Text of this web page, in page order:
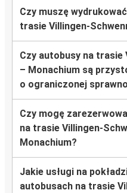
Czy muszę
trasie Villingen-
Czy autobusy na trasie
– Monachium są
o ograniczonej
Czy mogę
na trasie Villingen-
Monachium?
Jakie usługi na
autobusach na trasie